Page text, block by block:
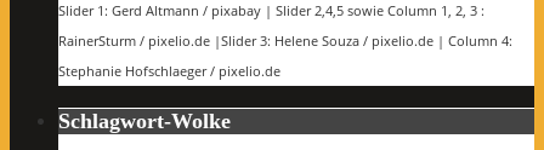
Slider 1: Gerd Altmann / pixabay | Slider 2,4,5 sowie Column 1, 2, 3 :
RainerSturm / pixelio.de |Slider 3: Helene Souza / pixelio.de | Column 4:
Stephanie Hofschlaeger / pixelio.de
Schlagwort-Wolke